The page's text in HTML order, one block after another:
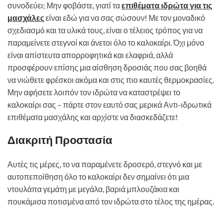
συνοδεύει; Μην φοβάστε, γιατί ταεπιθέματα ιδρώτα για τις
μασχάλεςείναι εδώ για να σας σώσουν! Με τον μοναδικό
σχεδιασμό και τα υλικά τους, είναι ο τέλειος τρόπος για να
παραμείνετε στεγνοί και άνετοι όλο το καλοκαίρι. Όχι μόνο
είναι απίστευτα απορροφητικά και ελαφριά, αλλά
προσφέρουν επίσης μια αίσθηση δροσιάς που σας βοηθά
να νιώθετε φρέσκοι ακόμα και στις πιο καυτές θερμοκρασίες.
Μην αφήσετε λοιπόν τον ιδρώτα να καταστρέψει το
καλοκαίρι σας – πάρτε στον εαυτό σας μερικά Αντι-ιδρωτικά
επιθέματα μασχάλης και αρχίστε να διασκεδάζετε!
Διακριτή Προστασία
Αυτές τις μέρες, το να παραμένετε δροσερό, στεγνό και με
αυτοπεποίθηση όλο το καλοκαίρι δεν σημαίνει ότι μια
ντουλάπα γεμάτη με μεγάλα, βαριά μπλουζάκια και
πουκάμισα ποτισμένα από τον ιδρώτα στο τέλος της ημέρας.